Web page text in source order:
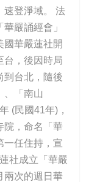
速登淨域。 法
嚴誦經會」
國華嚴蓮社開
台，後因時局
到台北，隨後
、「南山
(民國41年)，
院，命名「華
一任住持，宣
社成立「華嚴
兩次的週日華